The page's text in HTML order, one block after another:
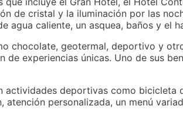
de cristal y la iluminación por las
caliente, un asquea, baños y el
chocolate, geotermal, deportivo y
experiencias únicas. Uno de sus
deportivas como bicicleta
personalizada, un menú